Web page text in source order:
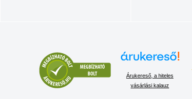
Árukereső, a hiteles
vásárlási kalauz